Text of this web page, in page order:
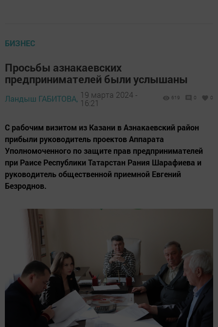
БИЗНЕС
Просьбы азнакаевских
предпринимателей были услышаны
Ландыш ГАБИТОВА, 19 марта 2024 -
16:21
619 0 0
С рабочим визитом из Казани в Азнакаевский район
прибыли руководитель проектов Аппарата
Уполномоченного по защите прав предпринимателей
при Раисе Республики Татарстан Рания Шарафиева и
руководитель общественной приемной Евгений
Безроднов.